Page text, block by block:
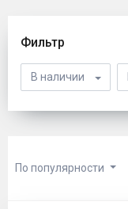
Фильтр
В наличии
По популярности